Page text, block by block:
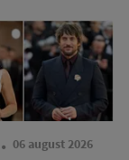
06 august 2026